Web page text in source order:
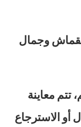
وجمال
معاينة
أو الاسترجاع